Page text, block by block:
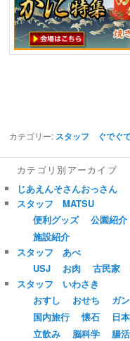
カテゴリー: スタッフ ぐでぐ
カテゴリ別アーカイブ
じあえんそさんおっさん
スタッフ MATSU
便利グッズ
公園紹介
施設紹介
スタッフ あべ
USJ
お肉 古民家
スタッフ いわさき
おすし
おせち ガン
国内旅行
懐石 日
立飲み
脳科学 腸活